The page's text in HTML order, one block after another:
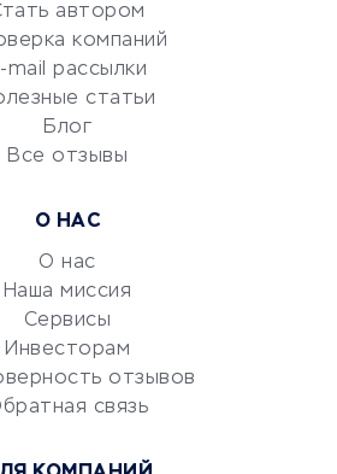
работы
автором
компаний
mail рассылки
статьи
Блог
Все отзывы
О НАС
О нас
Наша миссия
Сервисы
Инвесторам
отзывов
связь